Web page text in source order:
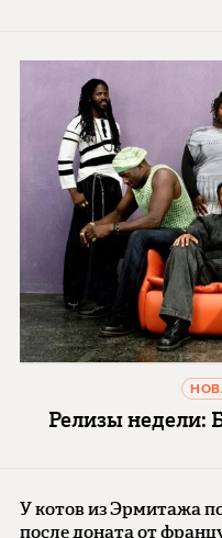
Релизы недели:
У котов из Эрмитажа
после доната от